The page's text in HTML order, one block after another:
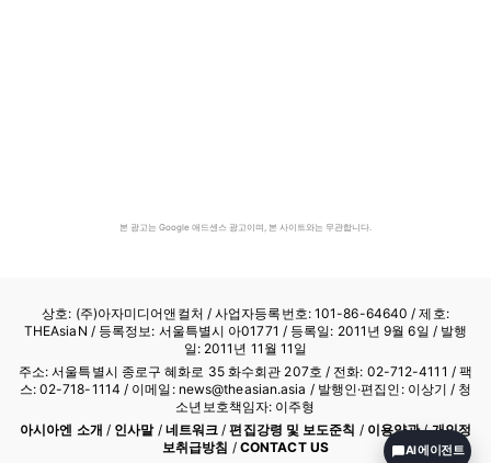
본 광고는 Google 애드센스 광고이며, 본 사이트와는 무관합니다.
상호: (주)아자미디어앤컬처 /사업자등록번호: 101-86-64640 / 제호:
THEAsiaN / 등록정보: 서울특별시 아01771 / 등록일: 2011년 9월 6일 / 발행
일: 2011년 11월 11일
주소: 서울특별시 종로구 혜화로 35 화수회관 207호 / 전화: 02-712-4111 / 팩
스: 02-718-1114 / 이메일: news@theasian.asia / 발행인·편집인: 이상기 / 청
소년보호책임자: 이주형
아시아엔 소개 / 인사말/ 네트워크 /편집강령 및 보도준칙 / 이용약관/개인정
보취급방침 / CONTACT US
AI 에이전트